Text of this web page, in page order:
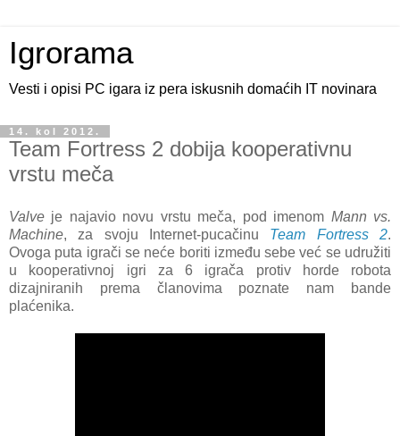
Igrorama
Vesti i opisi PC igara iz pera iskusnih domaćih IT novinara
14. kol 2012.
Team Fortress 2 dobija kooperativnu
vrstu meča
Valve je najavio novu vrstu meča, pod imenom Mann vs.
Machine, za svoju Internet-pucačinu Team Fortress 2.
Ovoga puta igrači se neće boriti između sebe već se udružiti
u kooperativnoj igri za 6 igrača protiv horde robota
dizajniranih prema članovima poznate nam bande
plaćenika.